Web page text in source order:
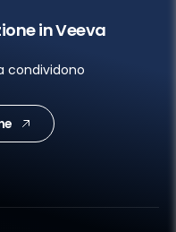
in Veeva
condividono